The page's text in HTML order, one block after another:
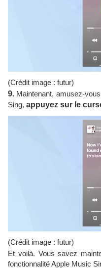
(Crédit image : futur)
9. Maintenant, amusez-
Sing, appuyez sur le
(Crédit image : futur)
Et voilà. Vous savez
fonctionnalité Apple Music